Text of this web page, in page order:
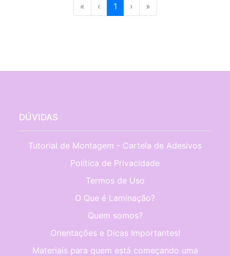
« ‹ 1 › »
DÚVIDAS
Tutorial de Montagem - Cartela de Adesivos
Política de Privacidade
Termos de Uso
O Que é Laminação?
Quem somos?
Orientações e Dicas Importantes!
Materiais para quem está começando uma